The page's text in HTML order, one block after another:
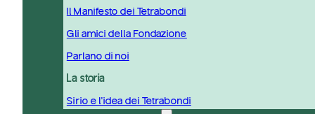
Il Manifesto dei Tetrabondi
Gli amici della Fondazione
Parlano di noi
La storia
Sirio e l'idea dei Tetrabondi